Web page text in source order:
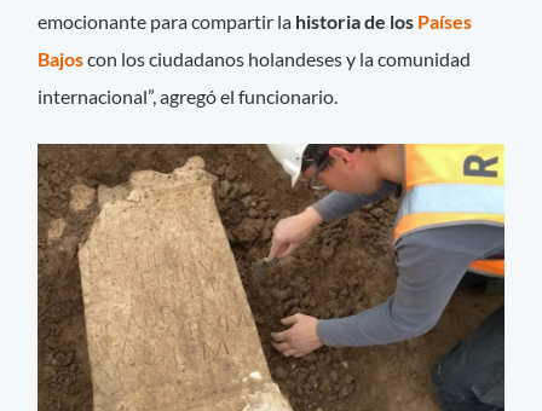
emocionante para compartir la historia de los Países
Bajoscon los ciudadanos holandeses y la comunidad
internacional”, agregó el funcionario.